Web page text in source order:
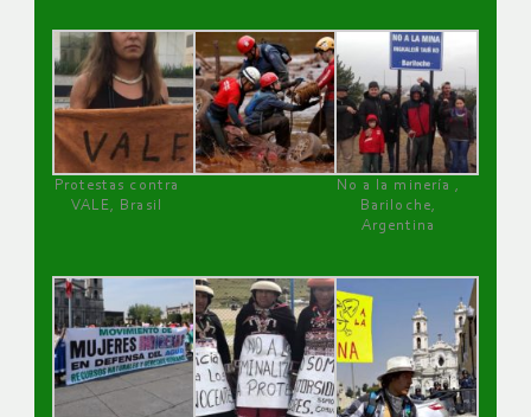
Protestas contra
VALE, Brasil
No a la minería ,
Bariloche,
Argentina